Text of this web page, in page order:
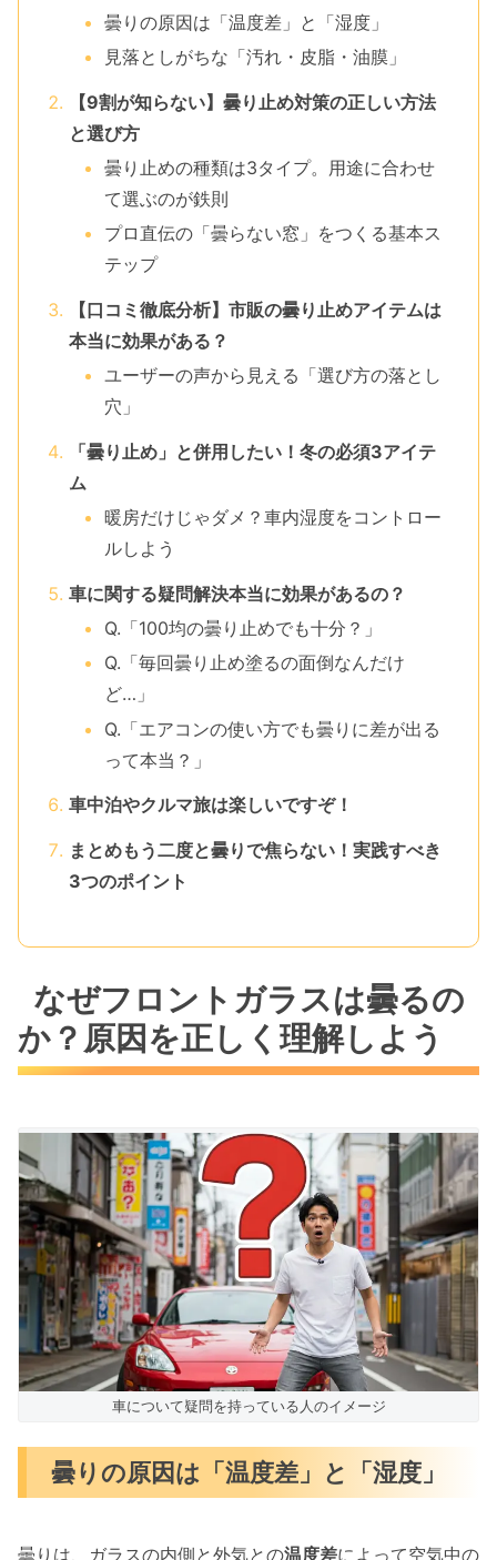
曇りの原因は「温度差」と「湿度」
見落としがちな「汚れ・皮脂・油膜」
【9割が知らない】曇り止め対策の正しい方法
と選び方
曇り止めの種類は3タイプ。用途に合わせ
て選ぶのが鉄則
プロ直伝の「曇らない窓」をつくる基本ス
テップ
【口コミ徹底分析】市販の曇り止めアイテムは
本当に効果がある？
ユーザーの声から見える「選び方の落とし
穴」
「曇り止め」と併用したい！冬の必須3アイテ
ム
暖房だけじゃダメ？車内湿度をコントロー
ルしよう
車に関する疑問解決本当に効果があるの？
Q.「100均の曇り止めでも十分？」
Q.「毎回曇り止め塗るの面倒なんだけ
ど…」
Q.「エアコンの使い方でも曇りに差が出る
って本当？」
車中泊やクルマ旅は楽しいですぞ！
まとめもう二度と曇りで焦らない！実践すべき
3つのポイント
なぜフロントガラスは曇るの
か？原因を正しく理解しよう
車について疑問を持っている人のイメージ
曇りの原因は「温度差」と「湿度」
曇りは、ガラスの内側と外気との温度差によって空気中の